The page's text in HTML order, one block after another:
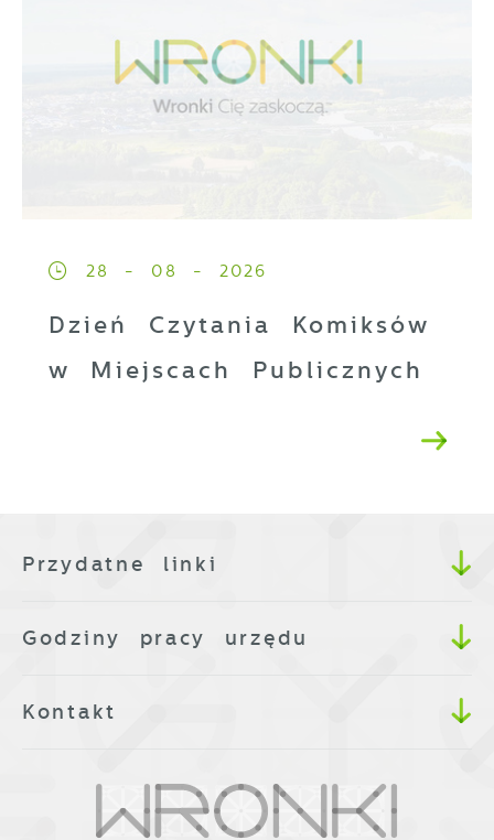
28 - 08 - 2026
Dzień Czytania Komiksów
w Miejscach Publicznych
Przydatne linki
Godziny pracy urzędu
Kontakt